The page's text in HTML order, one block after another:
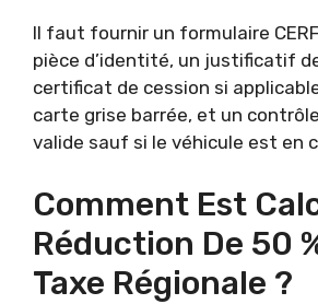
Il faut fournir un formulaire
pièce d’identité, un justificatif
certificat de cession si
carte grise barrée, et un
valide sauf si le véhicule est en
Comment Est
Réduction De 50
Taxe Régionale ?